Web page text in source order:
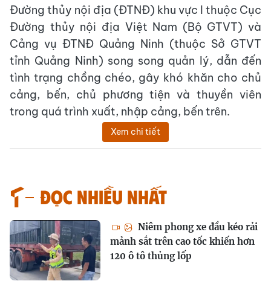
Đường thủy nội địa (ĐTNĐ) khu vực I thuộc Cục
Đường thủy nội địa Việt Nam (Bộ GTVT) và
Cảng vụ ĐTNĐ Quảng Ninh (thuộc Sở GTVT
tỉnh Quảng Ninh) song song quản lý, dẫn đến
tình trạng chồng chéo, gây khó khăn cho chủ
cảng, bến, chủ phương tiện và thuyền viên
trong quá trình xuất, nhập cảng, bến trên.
Xem chi tiết
Đọc nhiều nhất
Niêm phong xe đầu kéo rải
mảnh sắt trên cao tốc khiến hơn
120 ô tô thủng lốp